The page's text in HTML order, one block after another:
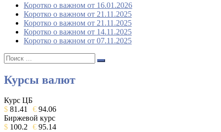
Коротко о важном от 16.01.2026
Коротко о важном от 21.11.2025
Коротко о важном от 21.11.2025
Коротко о важном от 14.11.2025
Коротко о важном от 07.11.2025
Поиск:
Поиск
Курсы валют
Курс ЦБ
$ 81.41 € 94.06
Биржевой курс
$ 100.2 € 95.14